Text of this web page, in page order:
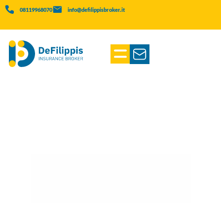
08119968070 info@defilippisbroker.it